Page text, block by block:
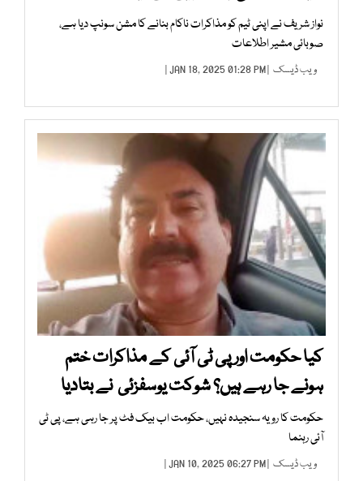
نواز شریف نے اپنی ٹیم کو مذاکرات ناکام بنانے کا مشن سونپ دیا ہے،
صوبائی مشیر اطلاعات
ویب ڈیسک | JAN 18, 2025 01:28 PM |
کیا حکومت اور پی ٹی آئی کے مذاکرات ختم
ہونے جا رہے ہیں؟ شوکت یوسفزئی نے بتادیا
حکومت کا رویہ سنجیدہ نہیں، حکومت اب بیک فٹ پر جا رہی ہے، پی ٹی
آئی رہنما
ویب ڈیسک | JAN 10, 2025 06:27 PM |